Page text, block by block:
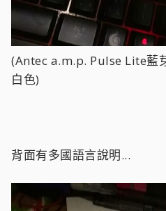
(Antec a.m.p. Pulse Lite藍
白色)
背面有多國語言說明...